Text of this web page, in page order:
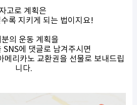
고로 계획은
록 지키게 되는 법이지요!
분의 운동 계획을
SNS에 댓글로 남겨주시면
메리카노 교환권을 선물로 보내드립
니다.